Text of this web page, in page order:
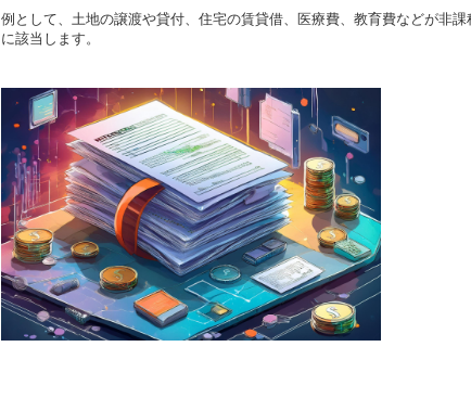
例として、土地の譲渡や貸付、住宅の賃貸借、医療費、教育費などが非課
に該当します。